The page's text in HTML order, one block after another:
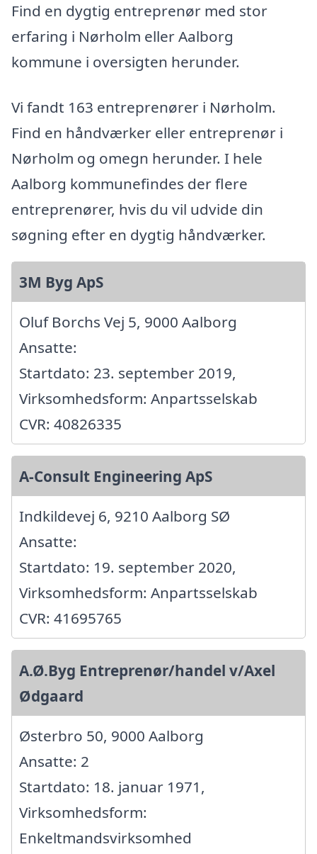
Find en dygtig entreprenør med stor
erfaring i Nørholm eller Aalborg
kommune i oversigten herunder.
Vi fandt 163 entreprenører i Nørholm.
Find en håndværker eller entreprenør i
Nørholm og omegn herunder. I hele
Aalborg kommunefindes der flere
entreprenører, hvis du vil udvide din
søgning efter en dygtig håndværker.
3M Byg ApS
Oluf Borchs Vej 5, 9000 Aalborg
Ansatte:
Startdato: 23. september 2019,
Virksomhedsform: Anpartsselskab
CVR: 40826335
A-Consult Engineering ApS
Indkildevej 6, 9210 Aalborg SØ
Ansatte:
Startdato: 19. september 2020,
Virksomhedsform: Anpartsselskab
CVR: 41695765
A.Ø.Byg Entreprenør/handel v/Axel
Ødgaard
Østerbro 50, 9000 Aalborg
Ansatte: 2
Startdato: 18. januar 1971,
Virksomhedsform:
Enkeltmandsvirksomhed